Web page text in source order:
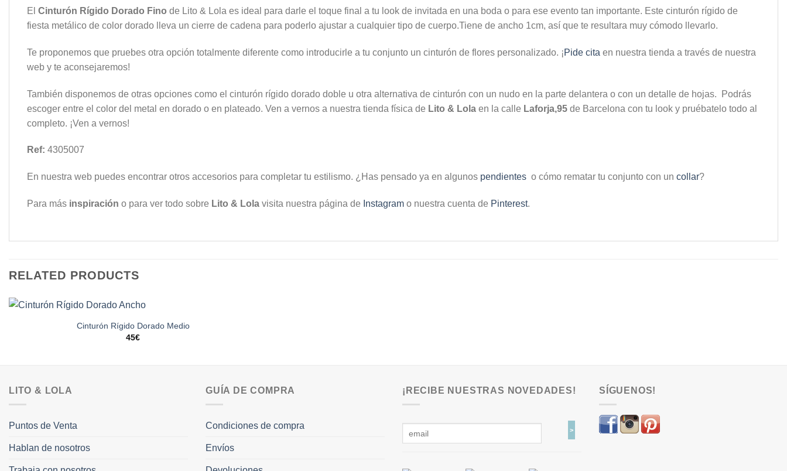
El Cinturón Rígido Dorado Fino de Lito & Lola es ideal para darle el toque final a tu look de invitada en una boda o para ese evento tan importante. Este cinturón rígido de
fiesta metálico de color dorado lleva un cierre de cadena para poderlo ajustar a cualquier tipo de cuerpo.Tiene de ancho 1cm, así que te resultara muy cómodo llevarlo.
Te proponemos que pruebes otra opción totalmente diferente como introducirle a tu conjunto un cinturón de flores personalizado. ¡Pide cita en nuestra tienda a través de nuestra
web y te aconsejaremos!
También disponemos de otras opciones como el cinturón rígido dorado doble u otra alternativa de cinturón con un nudo en la parte delantera o con un detalle de hojas. Podrás
escoger entre el color del metal en dorado o en plateado. Ven a vernos a nuestra tienda física de Lito & Lola en la calle Laforja,95 de Barcelona con tu look y pruébatelo todo al
completo. ¡Ven a vernos!
Ref: 4305007
En nuestra web puedes encontrar otros accesorios para completar tu estilismo. ¿Has pensado ya en algunos pendientes o cómo rematar tu conjunto con un collar?
Para más inspiración o para ver todo sobre Lito & Lola visita nuestra página de Instagram o nuestra cuenta de Pinterest.
RELATED PRODUCTS
Cinturón Rígido Dorado Medio
45€
LITO & LOLA
Puntos de Venta
Hablan de nosotros
GUÍA DE COMPRA
Condiciones de compra
Envíos
¡RECIBE NUESTRAS NOVEDADES! SÍGUENOS!